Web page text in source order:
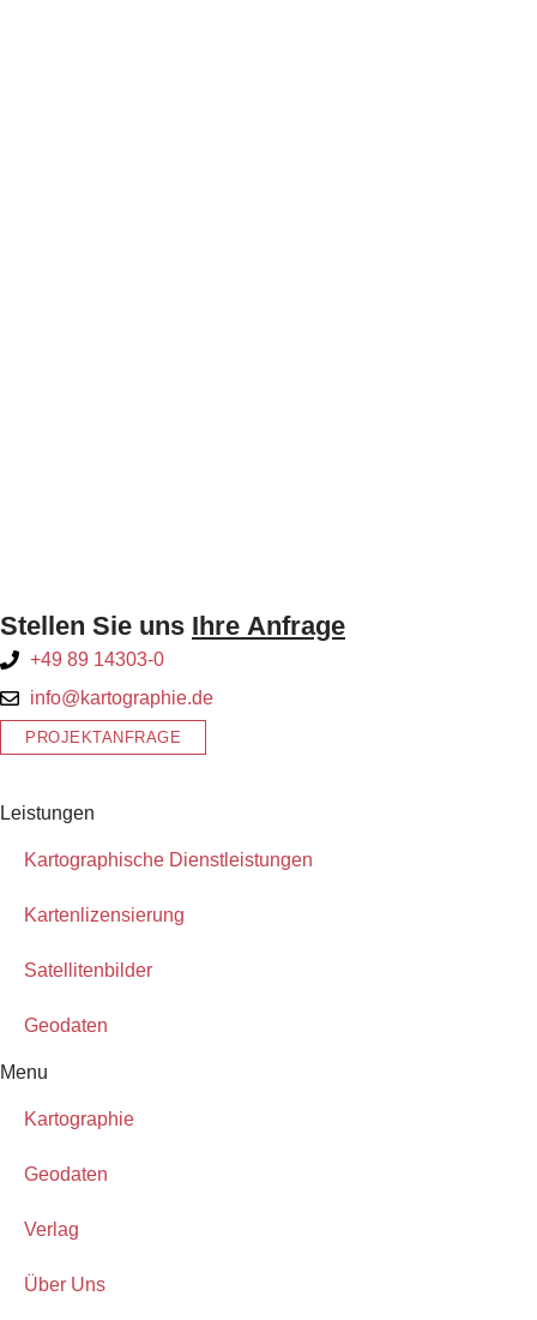
Stellen Sie uns Ihre Anfrage
+49 89 14303-0
info@kartographie.de
PROJEKTANFRAGE
Leistungen
Kartographische Dienstleistungen
Kartenlizensierung
Satellitenbilder
Geodaten
Menu
Kartographie
Geodaten
Verlag
Über Uns